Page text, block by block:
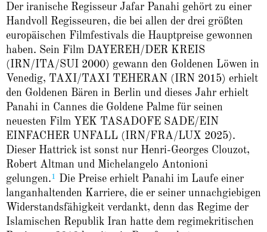
Der iranische Regisseur Jafar Panahi gehört zu einer
Handvoll Regisseuren, die bei allen der drei größten
europäischen Filmfestivals die Hauptpreise gewonnen
haben. Sein Film DAYEREH/DER KREIS
(IRN/ITA/SUI 2000) gewann den Goldenen Löwen in
Venedig, TAXI/TAXI TEHERAN (IRN 2015) erhielt
den Goldenen Bären in Berlin und dieses Jahr erhielt
Panahi in Cannes die Goldene Palme für seinen
neuesten Film YEK TASADOFE SADE/EIN
EINFACHER UNFALL (IRN/FRA/LUX 2025).
Dieser Hattrick ist sonst nur Henri-Georges Clouzot,
Robert Altman und Michelangelo Antonioni
gelungen.1
Die Preise erhielt Panahi im Laufe einer
langanhaltenden Karriere, die er seiner unnachgiebigen
Widerstandsfähigkeit verdankt, denn das Regime der
Islamischen Republik Iran hatte dem regimekritischen